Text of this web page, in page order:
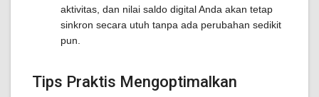
aktivitas, dan nilai saldo digital Anda akan tetap
sinkron secara utuh tanpa ada perubahan sedikit
pun.
Tips Praktis Mengoptimalkan